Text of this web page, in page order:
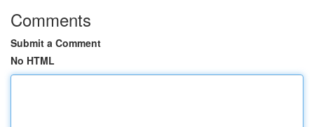
Comments
Submit a Comment
No HTML